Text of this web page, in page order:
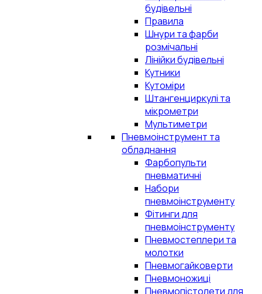
будівельні
Правила
Шнури та фарби
розмічальні
Лінійки будівельні
Кутники
Кутоміри
Штангенциркулі та
мікрометри
Мультиметри
Пневмоінструмент та
обладнання
Фарбопульти
пневматичні
Набори
пневмоінструменту
Фітинги для
пневмоінструменту
Пневмостеплери та
молотки
Пневмогайковерти
Пневмоножиці
Пневмопістолети для